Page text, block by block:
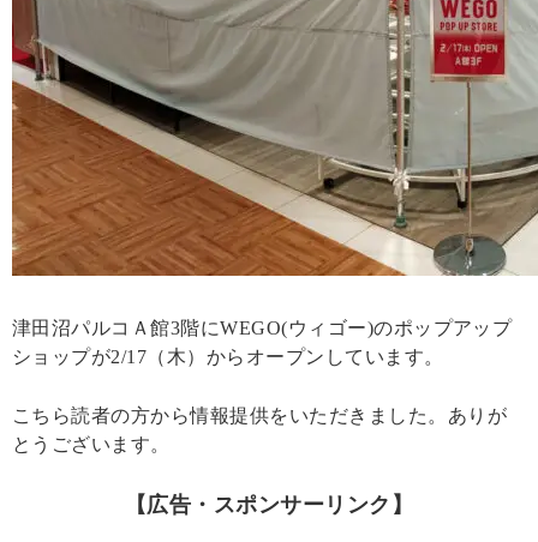
津田沼パルコＡ館3階にWEGO(ウィゴー)のポップアップ
ショップが2/17（木）からオープンしています。
こちら読者の方から情報提供をいただきました。ありが
とうございます。
【広告・スポンサーリンク】